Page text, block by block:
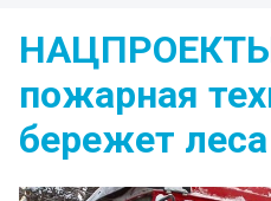
пожарная
бережет леса